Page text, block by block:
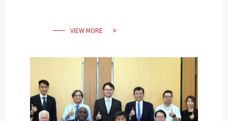
VIEW MORE